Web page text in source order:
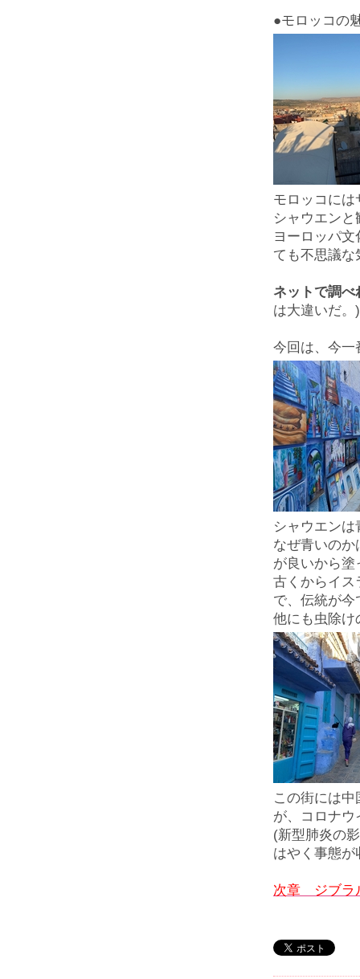
●モロッコの
モロッコに
シャウエン
ヨーロッパ
ても不思議な
ネットで調
は大違いだ。)
今回は、今一
シャウエン
なぜ青いの
が良いから
古くからイス
で、伝統が
他にも虫除け
この街には
が、コロナ
(新型肺炎の
はやく事態
次章 ジブラ